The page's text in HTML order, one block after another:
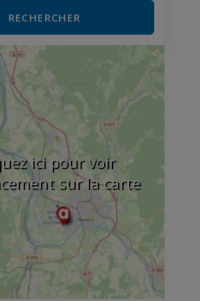
RECHERCHER
ici pour voir
sur la carte